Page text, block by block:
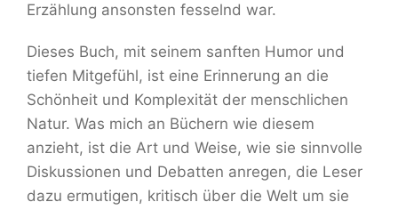
Erzählung ansonsten fesselnd war.
Dieses Buch, mit seinem sanften Humor und
tiefen Mitgefühl, ist eine Erinnerung an die
Schönheit und Komplexität der menschlichen
Natur. Was mich an Büchern wie diesem
anzieht, ist die Art und Weise, wie sie sinnvolle
Diskussionen und Debatten anregen, die Leser
dazu ermutigen, kritisch über die Welt um sie